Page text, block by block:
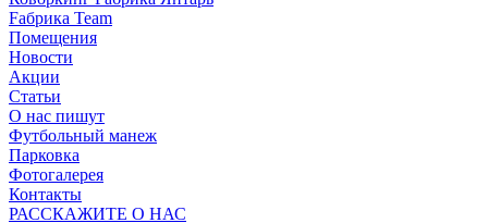
Fабрика Team
Помещения
Новости
Акции
Статьи
О нас пишут
Футбольный манеж
Парковка
Фотогалерея
Контакты
РАССКАЖИТЕ О НАС